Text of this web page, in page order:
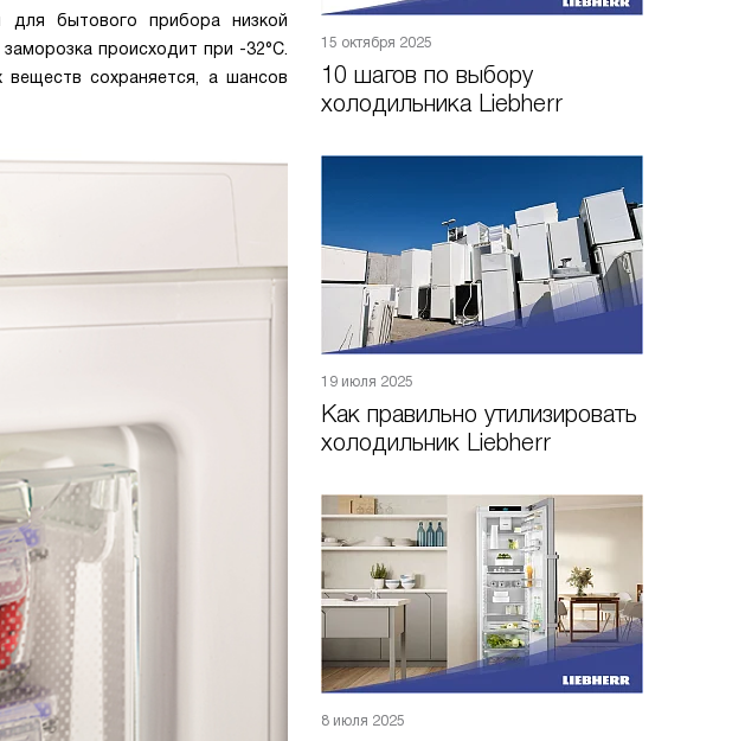
для бытового прибора низкой
происходит при -32°C.
сохраняется, а шансов
15 октября 2025
10 шагов по выбору
холодильника Liebherr
19 июля 2025
Как правильно утилизировать
холодильник Liebherr
8 июля 2025